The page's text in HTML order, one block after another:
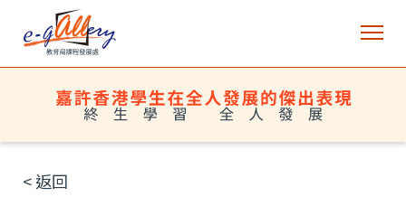
< 返回